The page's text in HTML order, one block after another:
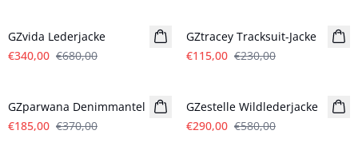
GZvida Lederjacke
€340,00 €680,00
GZtracey Tracksuit-Jacke
€115,00 €230,00
GZparwana Denimmantel
€185,00 €370,00
GZestelle Wildlederjacke
€290,00 €580,00